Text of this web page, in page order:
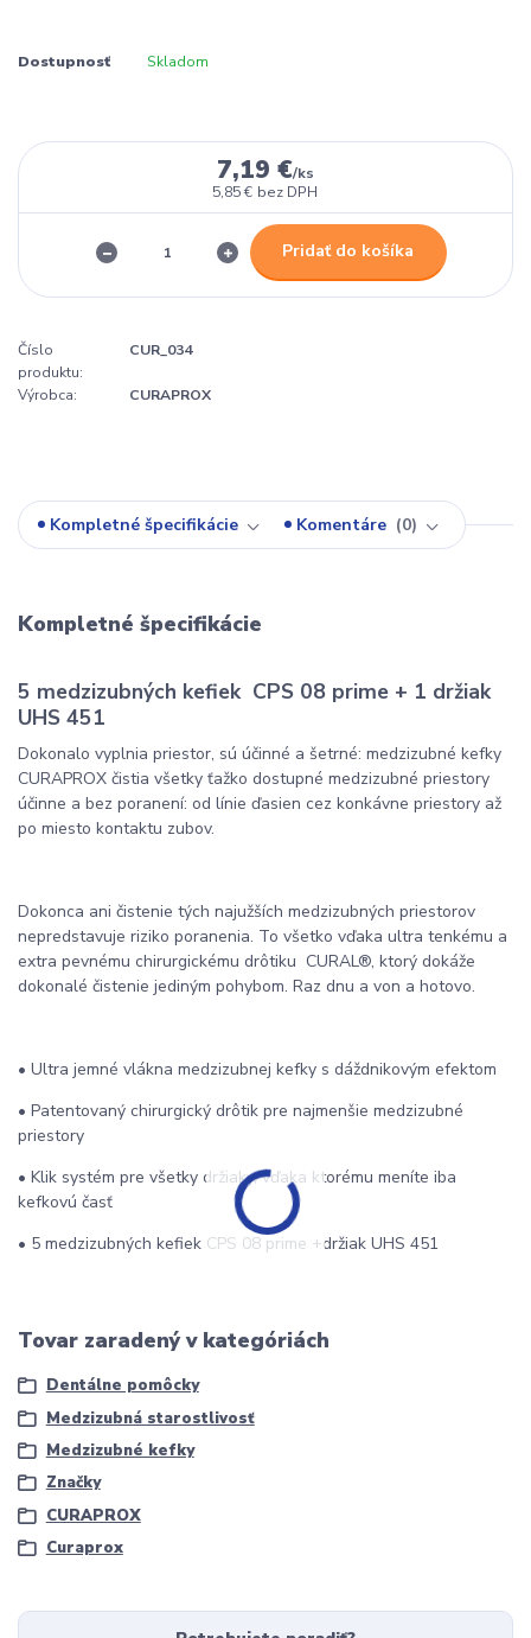
Dostupnosť Skladom
7,19 €/ks
5,85 € bez DPH
Pridať do košíka
Číslo
produktu:
CUR_034
Výrobca: CURAPROX
Kompletné špecifikácie Komentáre 0
Kompletné špecifikácie
5 medzizubných kefiek CPS 08 prime + 1 držiak
UHS 451
Dokonalo vyplnia priestor, sú účinné a šetrné: medzizubné kefky
CURAPROX čistia všetky ťažko dostupné medzizubné priestory
účinne a bez poranení: od línie ďasien cez konkávne priestory až
po miesto kontaktu zubov.
Dokonca ani čistenie tých najužších medzizubných priestorov
nepredstavuje riziko poranenia. To všetko vďaka ultra tenkému a
extra pevnému chirurgickému drôtiku CURAL®, ktorý dokáže
dokonalé čistenie jediným pohybom. Raz dnu a von a hotovo.
• Ultra jemné vlákna medzizubnej kefky s dáždnikovým efektom
• Patentovaný chirurgický drôtik pre najmenšie medzizubné
priestory
• Klik systém pre všetky držiaky, vďaka ktorému meníte iba
kefkovú časť
• 5 medzizubných kefiek CPS 08 prime +držiak UHS 451
Tovar zaradený v kategóriách
Dentálne pomôcky
Medzizubná starostlivosť
Medzizubné kefky
Značky
CURAPROX
Curaprox